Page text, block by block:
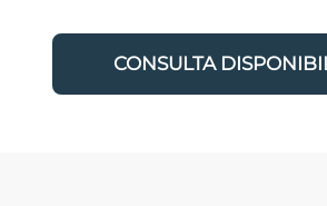
CONSULTA